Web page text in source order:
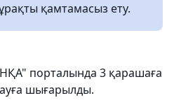
қамтамасыз ету.
порталында 3 қарашаға
шығарылды.